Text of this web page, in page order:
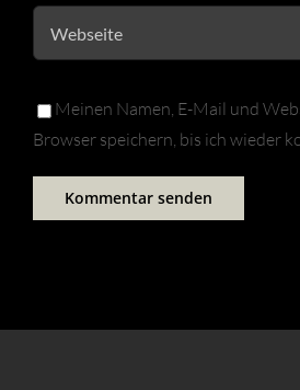
Meinen Namen, E-Mail und
Browser speichern, bis ich wieder